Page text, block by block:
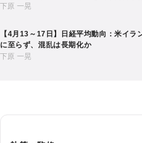
下原 一晃
【4月13～17日】日経平均動向：米イラ
に至らず、混乱は長期化か
下原 一晃